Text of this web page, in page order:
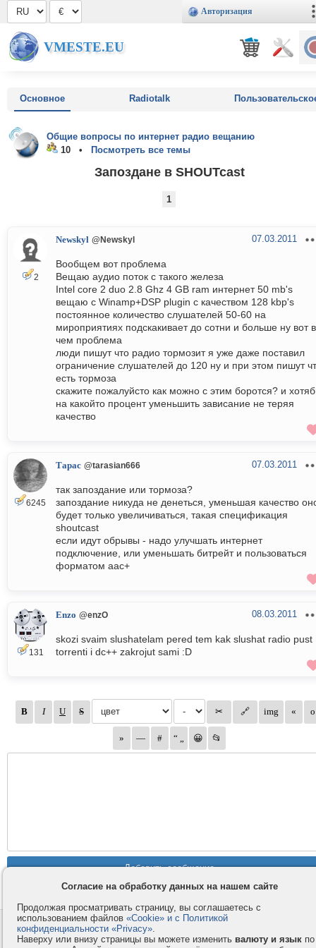
Авторизация
VMESTE.EU
Основное Radiotalk
Общие вопросы по интернет радио вещанию
10 •
Посмотреть все темы
Запоздане в SHOUTcast
1
2
Newskyl @Newskyl 07.03.2011
Вообщем вот проблема
Вещаю аудио поток с такого железа
Intel core 2 duo 2.8 Ghz 4 GB ram интернет 50 mb's
вещаю с Winamp+DSP plugin с качеством 128 kbp's
постоянное количество слушателей 50-60 на
мироприятиях подскакивает до сотни и больше ну вот в
чем проблема
люди пишут что радио тормозит я уже даже поставил
ограничение слушателей до 120 ну и при этом пишут
есть тормоза
скажите пожалуйсто как можно с этим боротся? и
на какойто процент уменьшить зависание не теряя
качество
6245
Тарас @tarasian666 07.03.2011
так запоздание или тормоза?
запоздание никуда не денеться, уменьшая качество
будет только увеличиваться, такая спецификация
shoutcast
если идут обрывы - надо улучшать интернет
подключение, или уменьшать битрейт и пользоваться
форматом aac+
131
Enzo @enzO 08.03.2011
skozi svaim slushatelam pered tem kak slushat radio pust
torrenti i dc++ zakrojut sami :D
Контакты
Компания
Правила и условия
Согласие на обработку данных на нашем сайте
Продолжая просматривать страницу, вы соглашаетесь с
использованием файлов «Cookie» и с Политикой
конфиденциальности «Privacy».
Наверху или внизу страницы вы можете изменить валюту и язык по